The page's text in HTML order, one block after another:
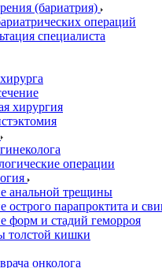
(бариатрия)
операций
специалиста
хирургия
операции
анальной трещины
острого парапроктита и
форм и стадий геморроя
толстой кишки
онколога